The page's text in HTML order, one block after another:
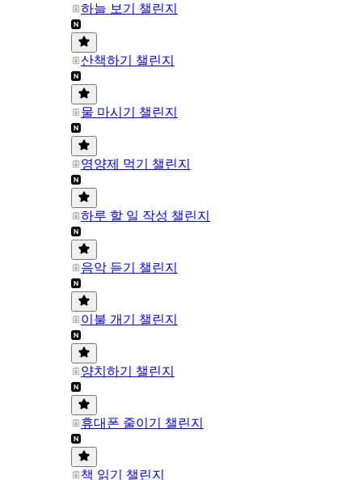
하늘 보기 챌린지
산책하기 챌린지
물 마시기 챌린지
영양제 먹기 챌린지
하루 할 일 작성 챌린지
음악 듣기 챌린지
이불 개기 챌린지
양치하기 챌린지
휴대폰 줄이기 챌린지
책 읽기 챌린지